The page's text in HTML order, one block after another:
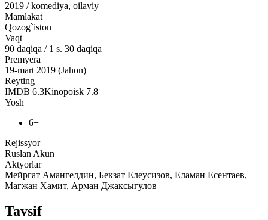
2019 / komediya, oilaviy
Mamlakat
Qozog`iston
Vaqt
90 daqiqa / 1 s. 30 daqiqa
Premyera
19-mart 2019 (Jahon)
Reyting
IMDB 6.3Kinopoisk 7.8
Yosh
6+
Rejissyor
Ruslan Akun
Aktyorlar
Мейргат Амангелдин, Бекзат Елеусизов, Еламан Есентаев,
Магжан Хамит, Арман Джаксыгулов
Tavsif